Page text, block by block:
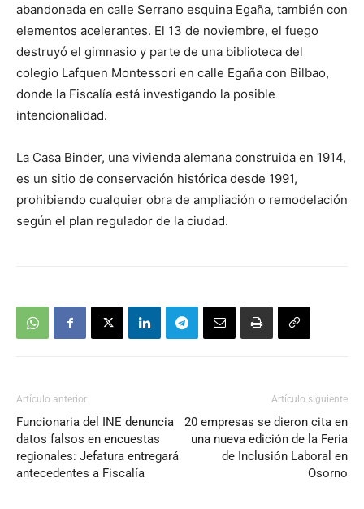
abandonada en calle Serrano esquina Egaña, también con
elementos acelerantes. El 13 de noviembre, el fuego
destruyó el gimnasio y parte de una biblioteca del
colegio Lafquen Montessori en calle Egaña con Bilbao,
donde la Fiscalía está investigando la posible
intencionalidad.
La Casa Binder, una vivienda alemana construida en 1914,
es un sitio de conservación histórica desde 1991,
prohibiendo cualquier obra de ampliación o remodelación
según el plan regulador de la ciudad.
Artículo anterior
Funcionaria del INE denuncia
datos falsos en encuestas
regionales: Jefatura entregará
antecedentes a Fiscalía
Artículo siguiente
20 empresas se dieron cita en
una nueva edición de la Feria
de Inclusión Laboral en
Osorno